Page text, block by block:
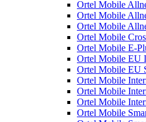
Ortel Mobile
Ortel Mobile
Ortel Mobile
Ortel Mobile
Ortel Mobile E-
Ortel Mobile EU
Ortel Mobile EU
Ortel Mobile
Ortel Mobile
Ortel Mobile
Ortel Mobile